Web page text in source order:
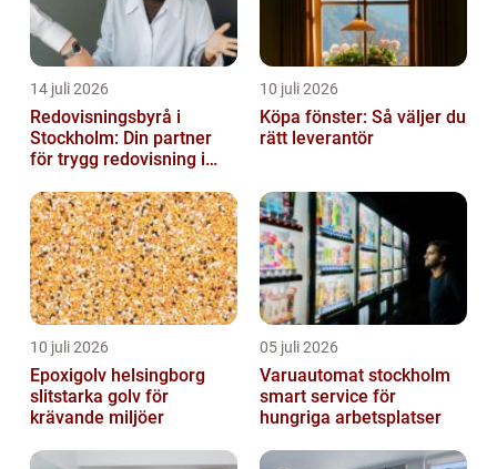
14 juli 2026
Redovisningsbyrå i
Stockholm: Din partner
för trygg redovisning i
10 juli 2026
Köpa fönster: Så väljer du
rätt leverantör
10 juli 2026
Epoxigolv helsingborg
slitstarka golv för
krävande miljöer
05 juli 2026
Varuautomat stockholm
smart service för
hungriga arbetsplatser